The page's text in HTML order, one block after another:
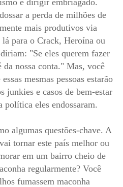
e dirigir embriagado.
a perda de milhões de
mais produtivos via
lá para o Crack, Heroína ou
"Se eles querem fazer
nossa conta." Mas, você
mesmas pessoas estarão
junkies e casos de bem-estar
política eles endossaram.
algumas questões-chave. A
tornar este país melhor ou
em um bairro cheio de
regularmente? Você
fumassem maconha